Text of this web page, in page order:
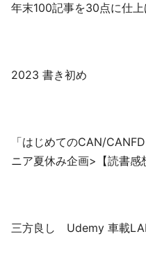
年末100記事を30点に仕上
2023 書き初め
「はじめてのCAN/
ニア夏休み企画>【読書感
三方良し Udemy 車載